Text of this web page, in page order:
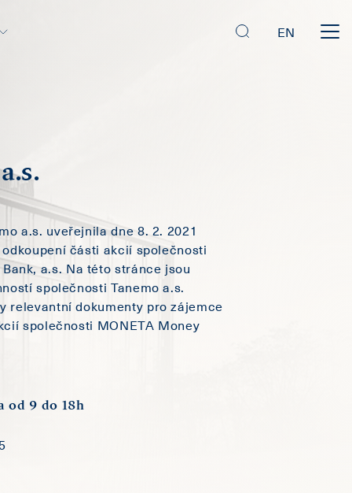
EN
a.s. uveřejnila dne 8. 2. 2021
části akcií společnosti
a.s. Na této stránce jsou
společnosti Tanemo a.s.
relevantní dokumenty pro zájemce
společnosti MONETA Money
od 9 do 18h